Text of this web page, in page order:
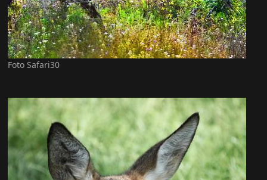
Foto Safari30